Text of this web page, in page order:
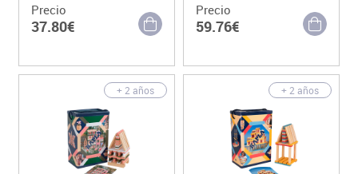
Precio
37.80€
Precio
59.76€
+ 2 años + 2 años